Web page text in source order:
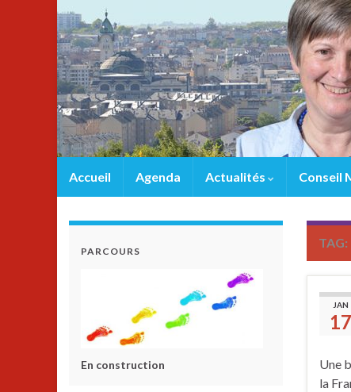
Accueil Agenda Actualités Conseil
TAG:
JAN
17
Une
la
PARCOURS
En construction